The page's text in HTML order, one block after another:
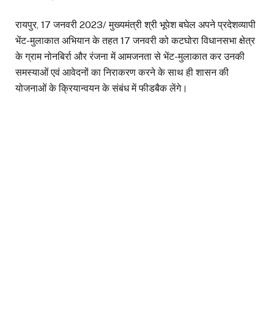
रायपुर, 17 जनवरी 2023/ मुख्यमंत्री श्री भूपेश बघेल अपने प्रदेशव्यापी
भेंट-मुलाकात अभियान के तहत 17 जनवरी को कटघोरा विधानसभा क्षेत्र
के ग्राम नोनबिर्रा और रंजना में आमजनता से भेंट-मुलाकात कर उनकी
समस्याओं एवं आवेदनों का निराकरण करने के साथ ही शासन की
योजनाओं के क्रियान्वयन के संबंध में फीडबैक लेंगे।